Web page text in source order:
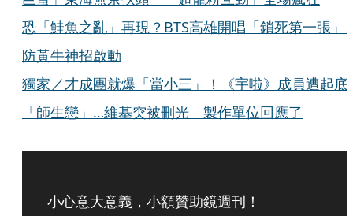
恐「鮭魚之亂」再現？BTS高雄開唱「鎖死第一張
防黃牛神招啟動
獨家／才成團就爆「當小三」！《宇啦》成員遭起底
「師生戀」…維基突被刪光 製作單位回應了
小心意大意義，小額贊助鏡週刊！